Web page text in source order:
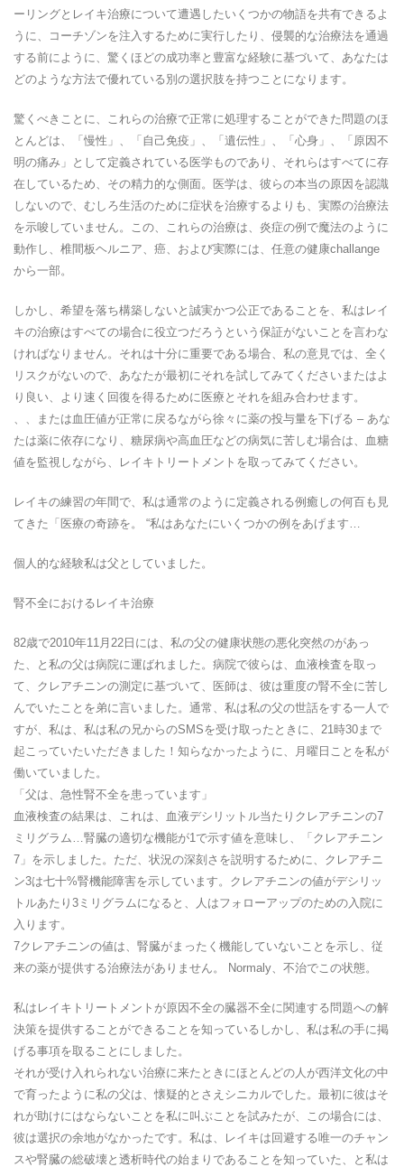
ーリングとレイキ治療について遭遇したいくつかの物語を共有できるよ
うに、コーチゾンを注入するために実行したり、侵襲的な治療法を通過
する前にように、驚くほどの成功率と豊富な経験に基づいて、あなたは
どのような方法で優れている別の選択肢を持つことになります。
驚くべきことに、これらの治療で正常に処理することができた問題のほ
とんどは、「慢性」、「自己免疫」、「遺伝性」、「心身」、「原因不
明の痛み」として定義されている医学ものであり、それらはすべてに存
在しているため、その精力的な側面。医学は、彼らの本当の原因を認識
しないので、むしろ生活のために症状を治療するよりも、実際の治療法
を示唆していません。この、これらの治療は、炎症の例で魔法のように
動作し、椎間板ヘルニア、癌、および実際には、任意の健康challange
から一部。
しかし、希望を落ち構築しないと誠実かつ公正であることを、私はレイ
キの治療はすべての場合に役立つだろうという保証がないことを言わな
ければなりません。それは十分に重要である場合、私の意見では、全く
リスクがないので、あなたが最初にそれを試してみてくださいまたはよ
り良い、より速く回復を得るために医療とそれを組み合わせます。
、、または血圧値が正常に戻るながら徐々に薬の投与量を下げる – あな
たは薬に依存になり、糖尿病や高血圧などの病気に苦しむ場合は、血糖
値を監視しながら、レイキトリートメントを取ってみてください。
レイキの練習の年間で、私は通常のように定義される例癒しの何百も見
てきた「医療の奇跡を。 “私はあなたにいくつかの例をあげます…
個人的な経験私は父としていました。
腎不全におけるレイキ治療
82歳で2010年11月22日には、私の父の健康状態の悪化突然のがあっ
た、と私の父は病院に運ばれました。病院で彼らは、血液検査を取っ
て、クレアチニンの測定に基づいて、医師は、彼は重度の腎不全に苦し
んでいたことを弟に言いました。通常、私は私の父の世話をする一人で
すが、私は、私は私の兄からのSMSを受け取ったときに、21時30まで
起こっていたいただきました！知らなかったように、月曜日ことを私が
働いていました。
「父は、急性腎不全を患っています」
血液検査の結果は、これは、血液デシリットル当たりクレアチニンの7
ミリグラム…腎臓の適切な機能が1で示す値を意味し、「クレアチニン
7」を示しました。ただ、状況の深刻さを説明するために、クレアチニ
ン3は七十%腎機能障害を示しています。クレアチニンの値がデシリッ
トルあたり3ミリグラムになると、人はフォローアップのための入院に
入ります。
7クレアチニンの値は、腎臓がまったく機能していないことを示し、従
来の薬が提供する治療法がありません。 Normaly、不治でこの状態。
私はレイキトリートメントが原因不全の臓器不全に関連する問題への解
決策を提供することができることを知っているしかし、私は私の手に掲
げる事項を取ることにしました。
それが受け入れられない治療に来たときにほとんどの人が西洋文化の中
で育ったように私の父は、懐疑的とさえシニカルでした。最初に彼はそ
れが助けにはならないことを私に叫ぶことを試みたが、この場合には、
彼は選択の余地がなかったです。私は、レイキは回避する唯一のチャン
スや腎臓の総破壊と透析時代の始まりであることを知っていた、と私は